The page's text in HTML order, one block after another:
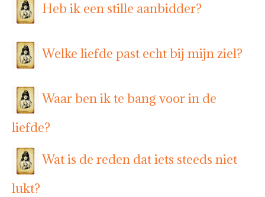
Heb ik een stille aanbidder?
Welke liefde past echt bij mijn ziel?
Waar ben ik te bang voor in de
liefde?
Wat is de reden dat iets steeds niet
lukt?